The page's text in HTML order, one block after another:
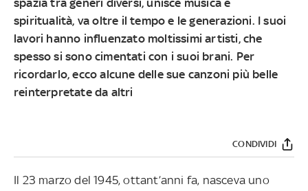
spiritualità, va oltre il tempo e le generazioni. I suoi
lavori hanno influenzato moltissimi artisti, che
spesso si sono cimentati con i suoi brani. Per
ricordarlo, ecco alcune delle sue canzoni più belle
reinterpretate da altri
CONDIVIDI
Il 23 marzo del 1945, ottant’anni fa, nasceva uno